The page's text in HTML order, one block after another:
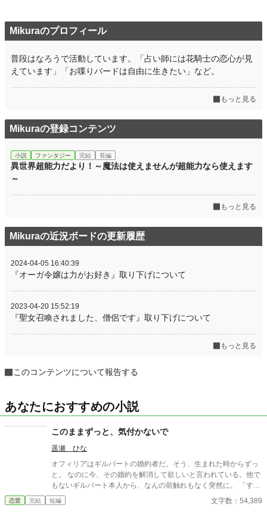
Mikuraのプロフィール
普段はなろうで活動しています。「占い師には花騎士の恋心が見
えています」「お喋りバードは自由に生きたい」など。
もっと見る
Mikuraの登録コンテンツ
小説 ファンタジー 完結 長編
異世界超能力だより！～魔法は使えませんが超能力なら使えます
～
もっと見る
Mikuraの近況ボードの更新履歴
2024-04-05 16:40:39
『オーガ令嬢は力がお好き』取り下げについて
2023-04-20 15:52:19
『聖女召喚されました、僧侶です』取り下げについて
もっと見る
このコンテンツについて報告する
あなたにおすすめの小説
このままずっと、気付かないで
遥瀬 ひな
オフィリアはギルバートの婚約者だ。そう、生まれた時からずっ
と。 なのに今、その婚約を解消して欲しいと言われている。他で
もないギルバート本人から、なんの前触れもなく突然に。 「すま
ない、オフィリア。」 「畏まりました、王太子殿下。」 そう答え
るしかない、わたくし。それ以外の答えなど求められてはいない
恋愛 完結 短編 文字数：54,389